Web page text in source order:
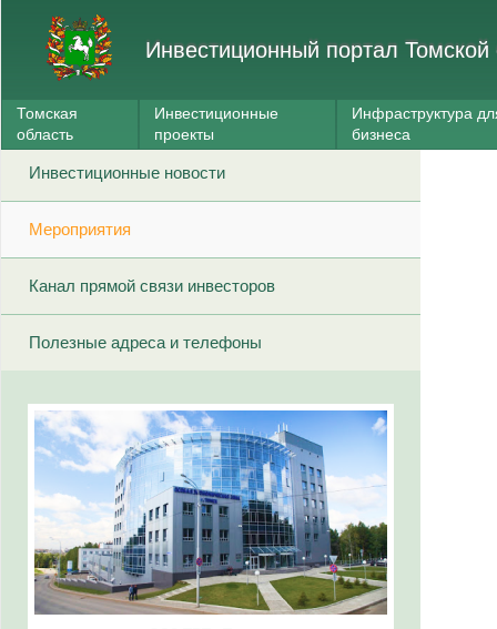
Инвестиционный портал Томской
Томская
область
Инвестиционные
проекты
Инфраструктура
бизнеса
Инвестиционные новости
Мероприятия
Канал прямой связи инвесторов
Полезные адреса и телефоны